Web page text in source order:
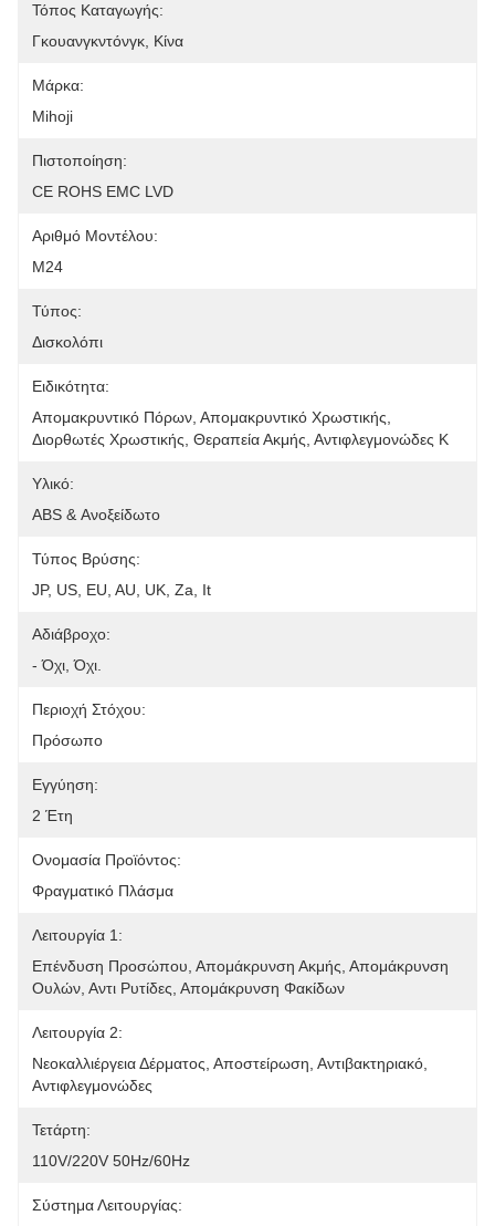
Τόπος Καταγωγής:
Γκουανγκντόνγκ, Κίνα
Μάρκα:
Mihoji
Πιστοποίηση:
CE ROHS EMC LVD
Αριθμό Μοντέλου:
M24
Τύπος:
Δισκολόπι
Ειδικότητα:
Απομακρυντικό Πόρων, Απομακρυντικό Χρωστικής,
Διορθωτές Χρωστικής, Θεραπεία Ακμής, Αντιφλεγμονώδες Κ
Υλικό:
ABS & Ανοξείδωτο
Τύπος Βρύσης:
JP, US, EU, AU, UK, Za, It
Αδιάβροχο:
- Όχι, Όχι.
Περιοχή Στόχου:
Πρόσωπο
Εγγύηση:
2 Έτη
Ονομασία Προϊόντος:
Φραγματικό Πλάσμα
Λειτουργία 1:
Επένδυση Προσώπου, Απομάκρυνση Ακμής, Απομάκρυνση
Ουλών, Αντι Ρυτίδες, Απομάκρυνση Φακίδων
Λειτουργία 2:
Νεοκαλλιέργεια Δέρματος, Αποστείρωση, Αντιβακτηριακό,
Αντιφλεγμονώδες
Τετάρτη:
110V/220V 50Hz/60Hz
Σύστημα Λειτουργίας: